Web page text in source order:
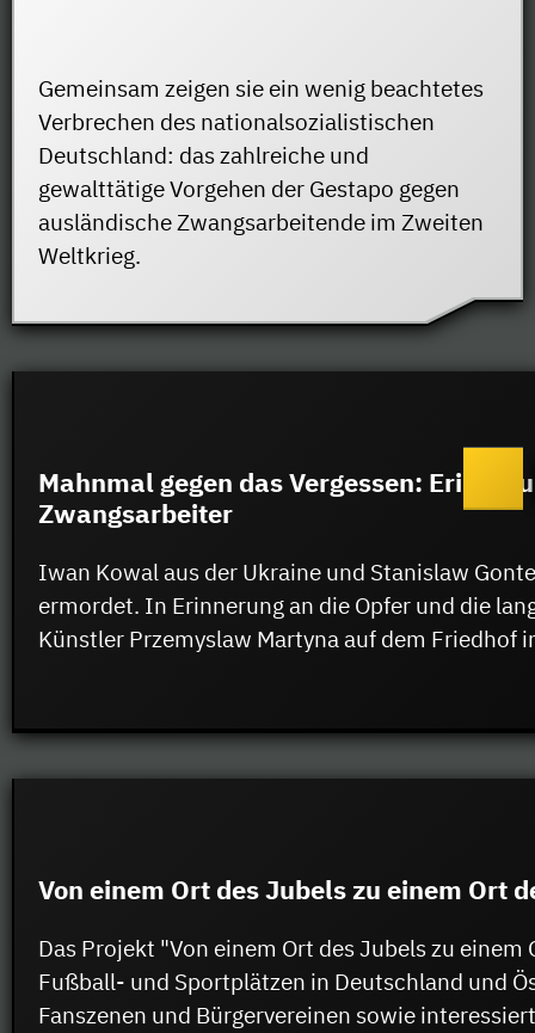
Gemeinsam zeigen sie ein wenig beachtetes
Verbrechen des nationalsozialistischen
Deutschland: das zahlreiche und
gewalttätige Vorgehen der Gestapo gegen
ausländische Zwangsarbeitende im Zweiten
Weltkrieg.
Mahnmal gegen das Vergessen:
Zwangsarbeiter
Iwan Kowal aus der Ukraine und Stanislaw
ermordet. In Erinnerung an die Opfer und die
Künstler Przemyslaw Martyna auf dem Friedhof
Von einem Ort des Jubels zu einem Ort
Das Projekt "Von einem Ort des Jubels zu
Fußball- und Sportplätzen in Deutschland und
Fanszenen und Bürgervereinen sowie